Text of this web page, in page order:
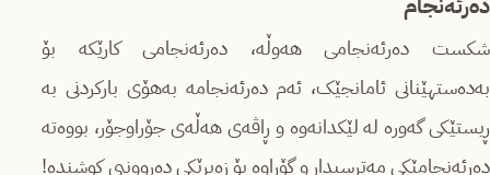
شکست دەرئەنجامی هەوڵە، دەرئەنجامی کارێکە بۆ
بەدەستهێنانی ئامانجێک، ئەم دەرئەنجامە بەهۆی بارکردنی بە
ڕیستێکی گەورە لە لێکدانەوە و ڕاڤەی هەڵەی جۆراوجۆر، بووەتە
دەرئەنجامێکی مەترسیدار و گۆڕاوە بۆ زەبرێکی دەروونیی کوشندە!